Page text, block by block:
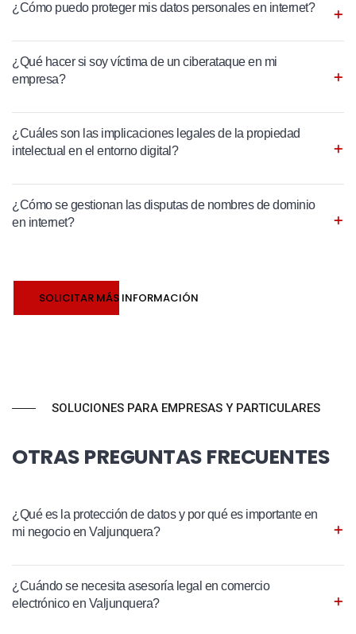
¿Cómo puedo proteger mis datos personales en internet?
¿Qué hacer si soy víctima de un ciberataque en mi
empresa?
¿Cuáles son las implicaciones legales de la propiedad
intelectual en el entorno digital?
¿Cómo se gestionan las disputas de nombres de dominio
en internet?
SOLICITAR MÁS INFORMACIÓN
SOLUCIONES PARA EMPRESAS Y PARTICULARES
OTRAS PREGUNTAS FRECUENTES
¿Qué es la protección de datos y por qué es importante en
mi negocio en Valjunquera?
¿Cuándo se necesita asesoría legal en comercio
electrónico en Valjunquera?